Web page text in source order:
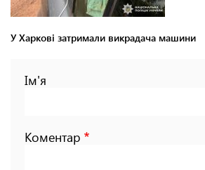
У Харкові затримали викрадача машини
Ім'я
Коментар